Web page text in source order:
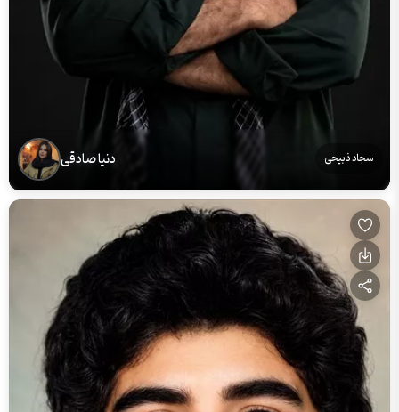
سجاد ذبیحی دنیا صادقی